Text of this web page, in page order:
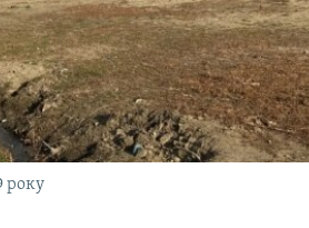
року